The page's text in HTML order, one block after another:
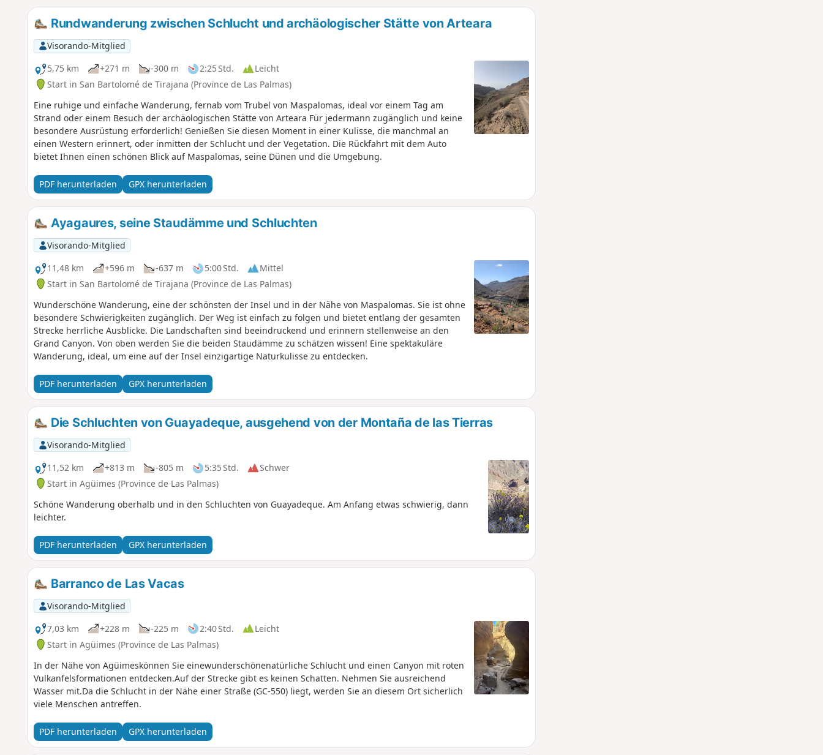
Rundwanderung zwischen Schlucht und archäologischer Stätte von Arteara
Visorando-Mitglied
5,75 km
+271 m -300 m 2:25 Std.
Leicht
Start in San Bartolomé de Tirajana (Province de Las Palmas)
Eine ruhige und einfache Wanderung, fernab vom Trubel von Maspalomas, ideal vor einem Tag am
Strand oder einem Besuch der archäologischen Stätte von Arteara Für jedermann zugänglich und keine
besondere Ausrüstung erforderlich! Genießen Sie diesen Moment in einer Kulisse, die manchmal an
einen Western erinnert, oder inmitten der Schlucht und der Vegetation. Die Rückfahrt mit dem Auto
bietet Ihnen einen schönen Blick auf Maspalomas, seine Dünen und die Umgebung.
PDF herunterladen GPX herunterladen
Ayagaures, seine Staudämme und Schluchten
Visorando-Mitglied
11,48 km
+596 m -637 m 5:00 Std.
Mittel
Start in San Bartolomé de Tirajana (Province de Las Palmas)
Wunderschöne Wanderung, eine der schönsten der Insel und in der Nähe von Maspalomas. Sie ist ohne
besondere Schwierigkeiten zugänglich. Der Weg ist einfach zu folgen und bietet entlang der gesamten
Strecke herrliche Ausblicke. Die Landschaften sind beeindruckend und erinnern stellenweise an den
Grand Canyon. Von oben werden Sie die beiden Staudämme zu schätzen wissen! Eine spektakuläre
Wanderung, ideal, um eine auf der Insel einzigartige Naturkulisse zu entdecken.
PDF herunterladen GPX herunterladen
Die Schluchten von Guayadeque, ausgehend von der Montaña de las Tierras
Visorando-Mitglied
11,52 km
+813 m -805 m 5:35 Std.
Schwer
Start in Agüimes (Province de Las Palmas)
Schöne Wanderung oberhalb und in den Schluchten von Guayadeque. Am Anfang etwas schwierig, dann
leichter.
PDF herunterladen GPX herunterladen
Barranco de Las Vacas
Visorando-Mitglied
7,03 km
+228 m -225 m 2:40 Std.
Leicht
Start in Agüimes (Province de Las Palmas)
In der Nähe von Agüimeskönnen Sie einewunderschönenatürliche Schlucht und einen Canyon mit roten
Vulkanfelsformationen entdecken.Auf der Strecke gibt es keinen Schatten. Nehmen Sie ausreichend
Wasser mit.Da die Schlucht in der Nähe einer Straße (GC-550) liegt, werden Sie an diesem Ort sicherlich
viele Menschen antreffen.
PDF herunterladen GPX herunterladen